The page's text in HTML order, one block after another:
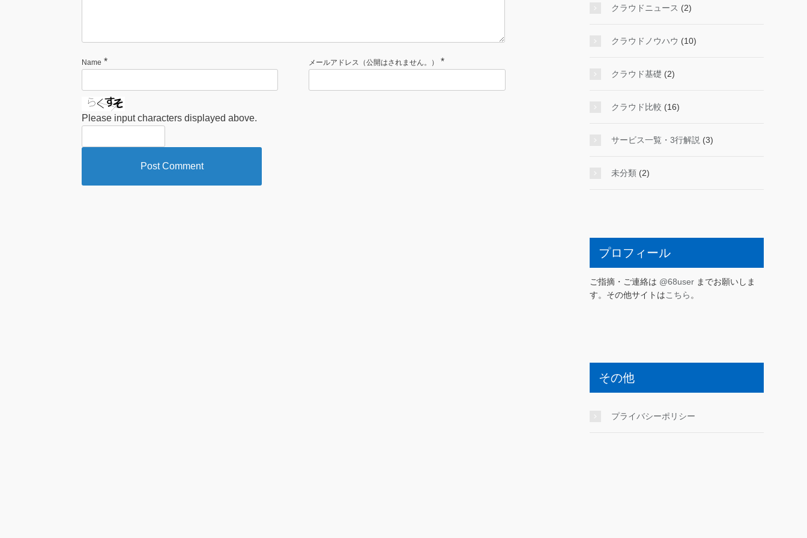
Name * メールアドレス（公開はされません。） *
Please input characters displayed above.
クラウドニュース (2)
クラウドノウハウ (10)
クラウド基礎 (2)
クラウド比較 (16)
サービス一覧・3行解説 (3)
未分類 (2)
プロフィール
ご指摘・ご連絡は @68user までお願いしま
す。その他サイトはこちら 。
その他
プライバシーポリシー